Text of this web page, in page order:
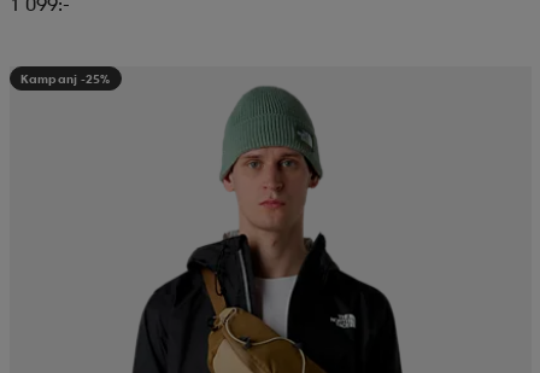
Kampanj -25%